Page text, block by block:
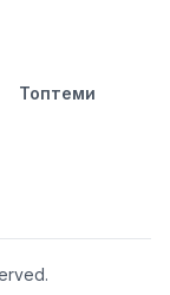
Топтеми